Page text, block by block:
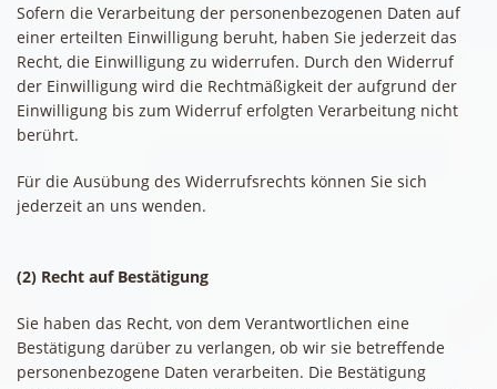
Sofern die Verarbeitung der personenbezogenen Daten auf
einer erteilten Einwilligung beruht, haben Sie jederzeit das
Recht, die Einwilligung zu widerrufen. Durch den Widerruf
der Einwilligung wird die Rechtmäßigkeit der aufgrund der
Einwilligung bis zum Widerruf erfolgten Verarbeitung nicht
berührt.
Für die Ausübung des Widerrufsrechts können Sie sich
jederzeit an uns wenden.
(2) Recht auf Bestätigung
Sie haben das Recht, von dem Verantwortlichen eine
Bestätigung darüber zu verlangen, ob wir sie betreffende
personenbezogene Daten verarbeiten. Die Bestätigung